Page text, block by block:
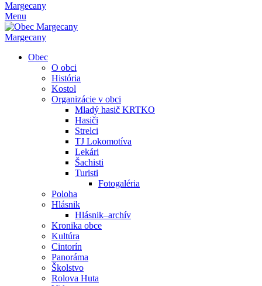
Margecany
Menu
Margecany
Obec
O obci
História
Kostol
Organizácie v obci
Mladý hasič KRTKO
Hasiči
Strelci
TJ Lokomotíva
Lekári
Šachisti
Turisti
Fotogaléria
Poloha
Hlásnik
Hlásnik–archív
Kronika obce
Kultúra
Cintorín
Panoráma
Školstvo
Rolova Huta